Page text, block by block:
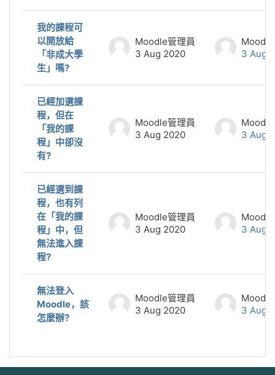
我的課程可
以開放給
「非成大學
生」嗎?
Moodle管理員
3 Aug 2020
3 Aug
已經加選課
程，但在
「我的課
程」中卻沒
有?
Moodle管理員
3 Aug 2020
3 Aug
已經選到課
程，也有列
在「我的課
程」中，但
無法進入課
程?
Moodle管理員
3 Aug 2020
3 Aug
無法登入
Moodle，該
怎麼辦?
Moodle管理員
3 Aug 2020
3 Aug